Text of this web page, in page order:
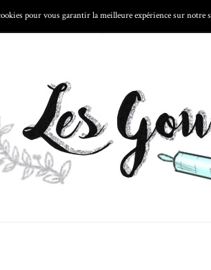
LA CUISINE LA FOODTECH LA
pour vous garantir la meilleure expérience sur